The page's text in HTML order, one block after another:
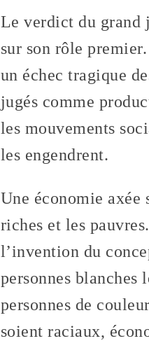
Le verdict du grand
sur son rôle
un échec tragique
jugés comme
les mouvements
les engendrent.
Une économie
riches et les
l’invention du
personnes blanches
personnes de
soient raciaux,